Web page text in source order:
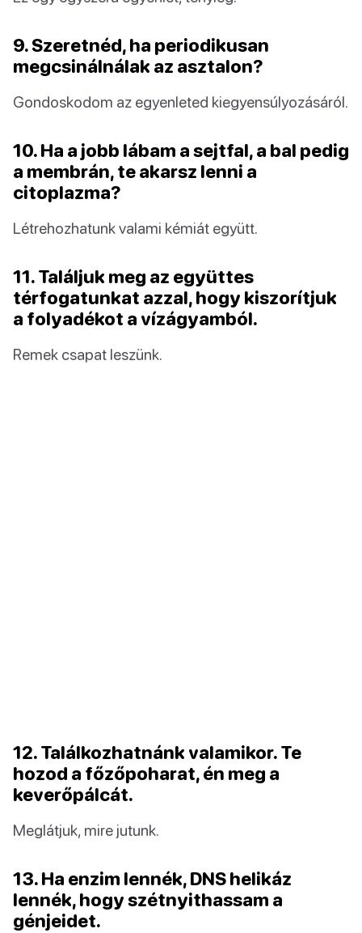
9. Szeretnéd, ha periodikusan
megcsinálnálak az asztalon?
Gondoskodom az egyenleted kiegyensúlyozásáról.
10. Ha a jobb lábam a sejtfal, a bal pedig
a membrán, te akarsz lenni a
citoplazma?
Létrehozhatunk valami kémiát együtt.
11. Találjuk meg az együttes
térfogatunkat azzal, hogy kiszorítjuk
a folyadékot a vízágyamból.
Remek csapat leszünk.
12. Találkozhatnánk valamikor. Te
hozod a főzőpoharat, én meg a
keverőpálcát.
Meglátjuk, mire jutunk.
13. Ha enzim lennék, DNS helikáz
lennék, hogy szétnyithassam a
génjeidet.